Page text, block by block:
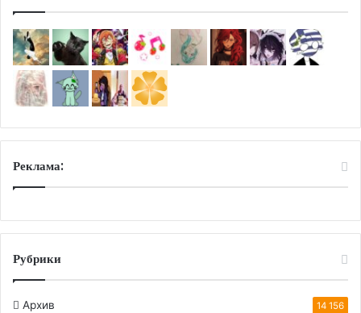
Реклама:
Рубрики
Архив 14 156